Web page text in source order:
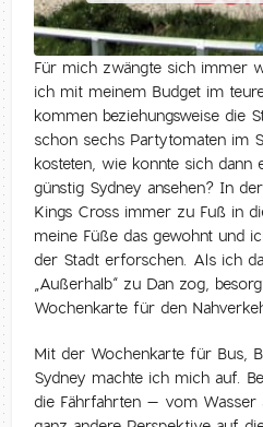
Für mich zwängte sich immer
ich mit meinem Budget im
kommen beziehungsweise die
schon sechs Partytomaten im
kosteten, wie konnte sich dann
günstig Sydney ansehen? In
Kings Cross immer zu Fuß in
meine Füße das gewohnt und
der Stadt erforschen. Als ich
„Außerhalb“ zu Dan zog,
Wochenkarte für den
Mit der Wochenkarte für Bus,
Sydney machte ich mich auf.
die Fährfahrten – vom